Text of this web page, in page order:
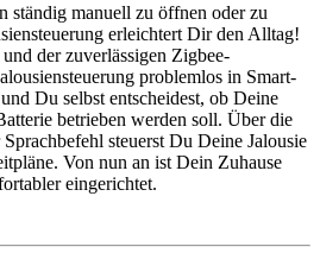
ständig manuell zu öffnen oder zu
erleichtert Dir den Alltag!
der zuverlässigen Zigbee-
problemlos in Smart-
Du selbst entscheidest, ob Deine
betrieben werden soll. Über die
steuerst Du Deine Jalousie
Von nun an ist Dein Zuhause
eingerichtet.